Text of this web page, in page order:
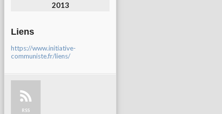
2013
Liens
https://www.initiative-
communiste.fr/liens/
RSS